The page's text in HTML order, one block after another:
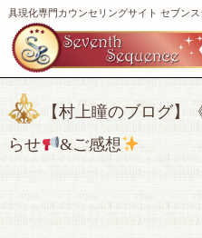
具現化専門カウンセリングサイト セブンス
【村上瞳のブログ】《重要》料金改訂のお知
らせ
&ご感想